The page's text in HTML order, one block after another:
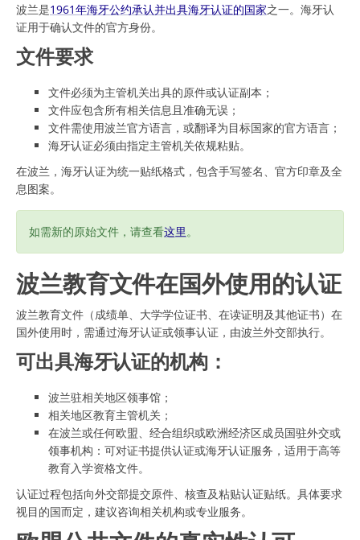
波兰是1961年海牙公约承认并出具海牙认证的国家之一。海牙认
证用于确认文件的官方身份。
文件要求
文件必须为主管机关出具的原件或认证副本；
文件应包含所有相关信息且准确无误；
文件需使用波兰官方语言，或翻译为目标国家的官方语言；
海牙认证必须由指定主管机关依规粘贴。
在波兰，海牙认证为统一贴纸格式，包含手写签名、官方印章及全
息图案。
如需新的原始文件，请查看这里 。
波兰教育文件在国外使用的认证
波兰教育文件（成绩单、大学学位证书、在读证明及其他证书）在
国外使用时，需通过海牙认证或领事认证，由波兰外交部执行。
可出具海牙认证的机构：
波兰驻相关地区领事馆；
相关地区教育主管机关；
在波兰或任何欧盟、经合组织或欧洲经济区成员国驻外交或
领事机构：可对证书提供认证或海牙认证服务，适用于高等
教育入学资格文件。
认证过程包括向外交部提交原件、核查及粘贴认证贴纸。具体要求
视目的国而定，建议咨询相关机构或专业服务。